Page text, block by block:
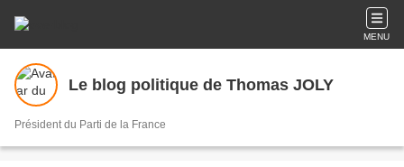
MENU
Le blog politique de Thomas JOLY
Président du Parti de la France